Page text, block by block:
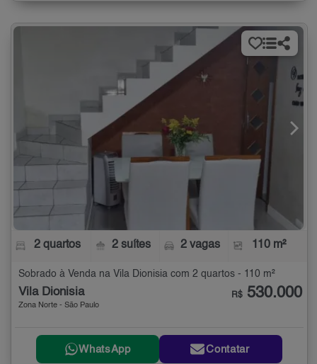
2 quartos 2 suítes 2 vagas 110 m²
Sobrado à Venda na Vila Dionisia com 2 quartos - 110 m²
Vila Dionisia
Zona Norte - São Paulo
R$ 530.000
WhatsApp Contatar